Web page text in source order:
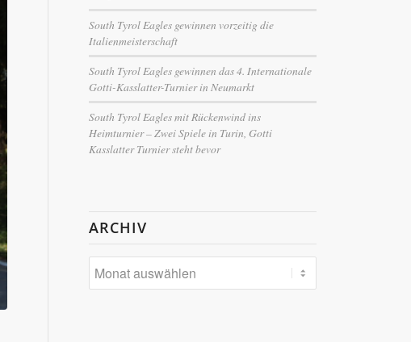
South Tyrol Eagles gewinnen vorzeitig die
Italienmeisterschaft
South Tyrol Eagles gewinnen das 4. Internationale
Gotti-Kasslatter-Turnier in Neumarkt
South Tyrol Eagles mit Rückenwind ins
Heimturnier – Zwei Spiele in Turin, Gotti
Kasslatter Turnier steht bevor
ARCHIV